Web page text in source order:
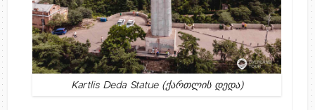
Kartlis Deda Statue (ქართლის დედა)